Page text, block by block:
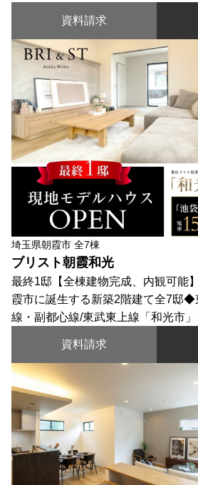
資料請求
埼玉県朝霞市 全7棟
ブリスト朝霞和光
最終1邸【全棟建物完成、内観可能
霞市に誕生する新築2階建て全7邸◆
線・副都心線/東武東上線「和光市
資料請求